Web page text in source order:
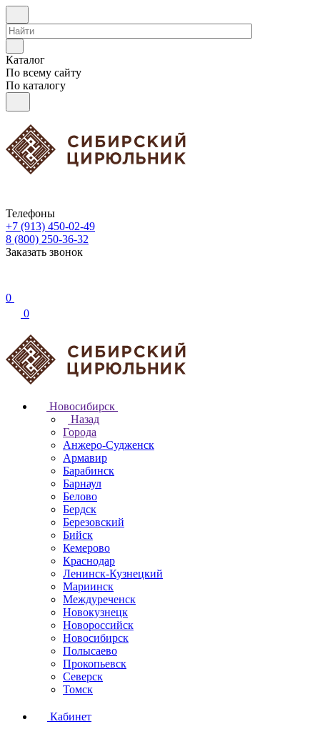
Каталог
По всему сайту
По каталогу
Телефоны
+7 (913) 450-02-49
8 (800) 250-36-32
Заказать звонок
0
0
Новосибирск
Назад
Города
Анжеро-Судженск
Армавир
Барабинск
Барнаул
Белово
Бердск
Березовский
Бийск
Кемерово
Краснодар
Ленинск-Кузнецкий
Мариинск
Междуреченск
Новокузнецк
Новороссийск
Новосибирск
Полысаево
Прокопьевск
Северск
Томск
Кабинет